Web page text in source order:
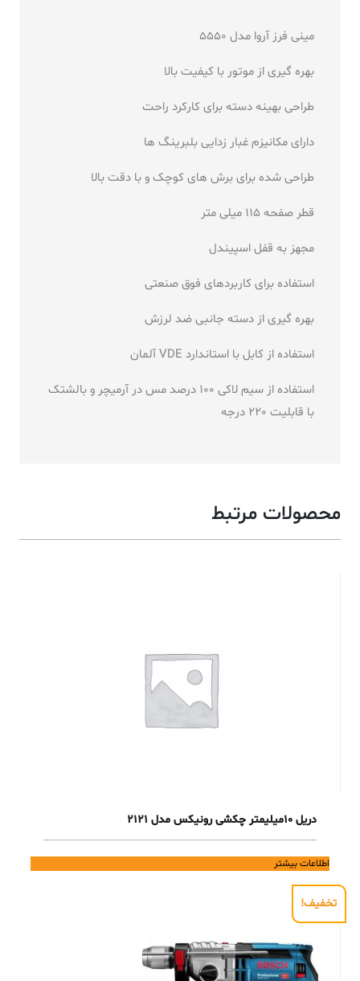
مینی فرز آروا مدل 5550
بهره گیری از موتور با کیفیت بالا
طراحی بهینه دسته برای کارکرد راحت
دارای مکانیزم غبار زدایی بلبرینگ ها
طراحی شده برای برش های کوچک و با دقت بالا
قطر صفحه 115 میلی متر
مجهز به قفل اسپیندل
استفاده برای کاربردهای فوق صنعتی
بهره گیری از دسته جانبی ضد لرزش
استفاده از کابل با استاندارد VDE آلمان
استفاده از سیم لاکی 100 درصد مس در آرمیچر و بالشتک
با قابلیت 220 درجه
محصولات مرتبط
دریل 10میلیمتر چکشی رونیکس مدل 2121
اطلاعات بیشتر
تخفیف!